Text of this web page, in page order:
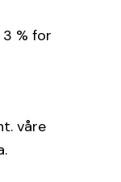
% for
våre